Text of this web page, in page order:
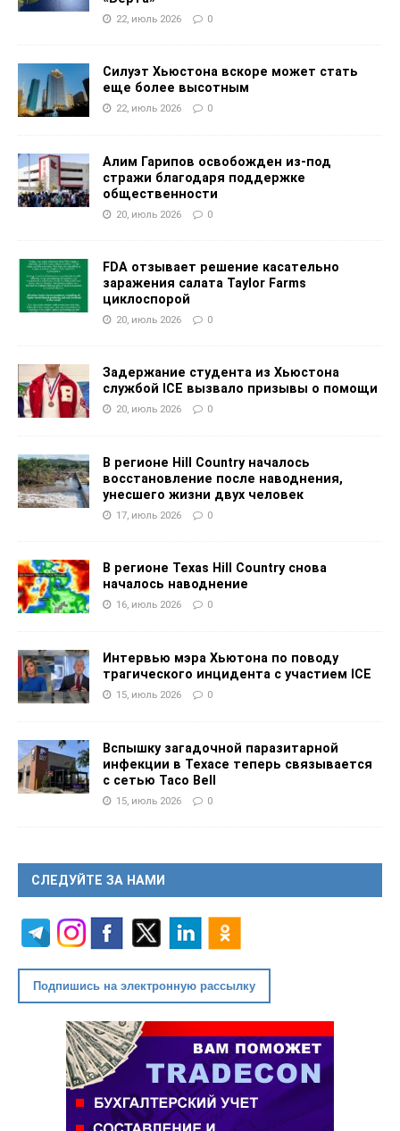
22, июль 2026 0
Силуэт Хьюстона вскоре может стать
еще более высотным
22, июль 2026 0
Алим Гарипов освобожден из-под
стражи благодаря поддержке
общественности
20, июль 2026 0
FDA отзывает решение касательно
заражения салата Taylor Farms
циклоспорой
20, июль 2026 0
Задержание студента из Хьюстона
службой ICE вызвало призывы о помощи
20, июль 2026 0
В регионе Hill Country началось
восстановление после наводнения,
унесшего жизни двух человек
17, июль 2026 0
В регионе Texas Hill Country снова
началось наводнение
16, июль 2026 0
Интервью мэра Хьютона по поводу
трагического инцидента с участием ICE
15, июль 2026 0
Вспышку загадочной паразитарной
инфекции в Техасе теперь связывается
с сетью Taco Bell
15, июль 2026 0
СЛЕДУЙТЕ ЗА НАМИ
Подпишись на электронную рассылку